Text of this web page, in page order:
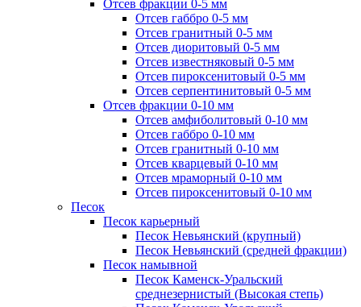
Отсев фракции 0-5 мм
Отсев габбро 0-5 мм
Отсев гранитный 0-5 мм
Отсев диоритовый 0-5 мм
Отсев известняковый 0-5 мм
Отсев пироксенитовый 0-5 мм
Отсев серпентинитовый 0-5 мм
Отсев фракции 0-10 мм
Отсев амфиболитовый 0-10 мм
Отсев габбро 0-10 мм
Отсев гранитный 0-10 мм
Отсев кварцевый 0-10 мм
Отсев мраморный 0-10 мм
Отсев пироксенитовый 0-10 мм
Песок
Песок карьерный
Песок Невьянский (крупный)
Песок Невьянский (средней фракции)
Песок намывной
Песок Каменск-Уральский
среднезернистый (Высокая степь)